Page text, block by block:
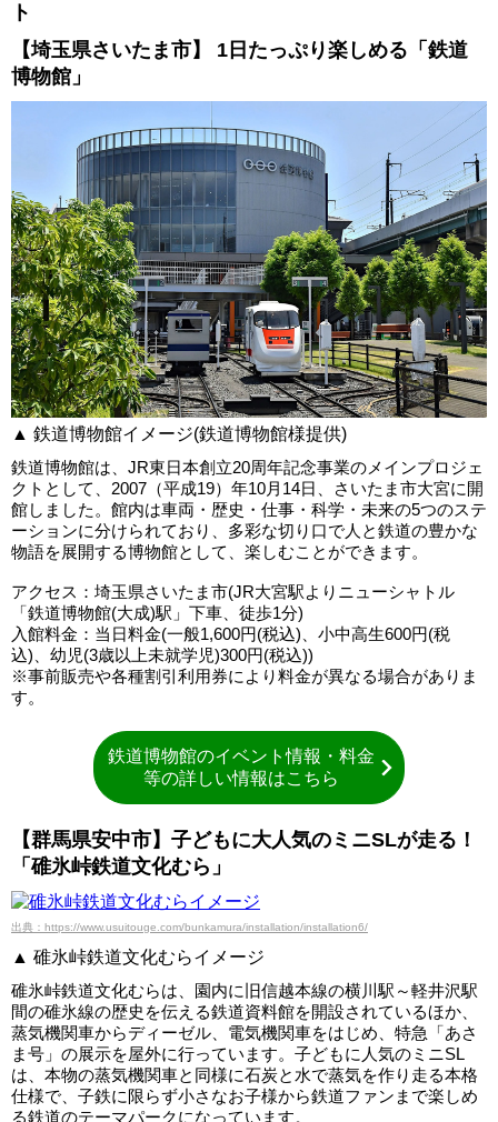
ト
【埼玉県さいたま市】 1日たっぷり楽しめる「鉄道
博物館」
▲ 鉄道博物館イメージ(鉄道博物館様提供)
鉄道博物館は、JR東日本創立20周年記念事業のメインプロジェ
クトとして、2007（平成19）年10月14日、さいたま市大宮に開
館しました。館内は車両・歴史・仕事・科学・未来の5つのステ
ーションに分けられており、多彩な切り口で人と鉄道の豊かな
物語を展開する博物館として、楽しむことができます。
アクセス：埼玉県さいたま市(JR大宮駅よりニューシャトル
「鉄道博物館(大成)駅」下車、徒歩1分)
入館料金：当日料金(一般1,600円(税込)、小中高生600円(税
込)、幼児(3歳以上未就学児)300円(税込))
※事前販売や各種割引利用券により料金が異なる場合がありま
す。
鉄道博物館のイベント情報・料金
等の詳しい情報はこちら
【群馬県安中市】子どもに大人気のミニSLが走る！
「碓氷峠鉄道文化むら」
出典：https://www.usuitouge.com/bunkamura/installation/installation6/
▲ 碓氷峠鉄道文化むらイメージ
碓氷峠鉄道文化むらは、園内に旧信越本線の横川駅～軽井沢駅
間の碓氷線の歴史を伝える鉄道資料館を開設されているほか、
蒸気機関車からディーゼル、電気機関車をはじめ、特急「あさ
ま号」の展示を屋外に行っています。子どもに人気のミニSL
は、本物の蒸気機関車と同様に石炭と水で蒸気を作り走る本格
仕様で、子鉄に限らず小さなお子様から鉄道ファンまで楽しめ
る鉄道のテーマパークになっています。